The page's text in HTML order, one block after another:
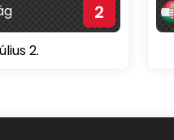
2
2.